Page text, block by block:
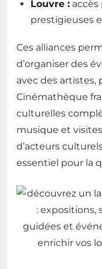
Louvre :
prestigieuses
Ces alliances
d’organiser des
avec des artistes,
Cinémathèque
culturelles
musique et
d’acteurs
essentiel pour la